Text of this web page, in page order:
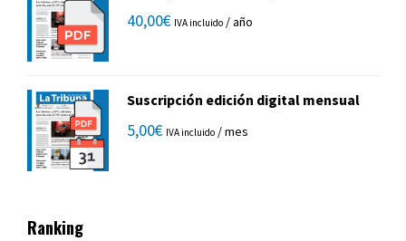
40,00€ IVA incluido / año
Suscripción edición digital mensual
5,00€ IVA incluido / mes
Ranking